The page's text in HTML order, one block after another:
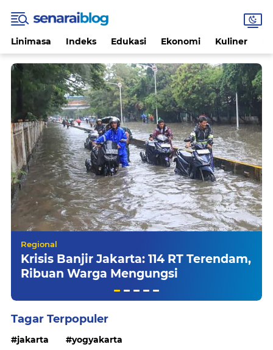
Linimasa Indeks Edukasi Ekonomi Kuliner
Regional
Krisis Banjir Jakarta: 114 RT Terendam,
Ribuan Warga Mengungsi
Tagar Terpopuler
jakarta yogyakarta